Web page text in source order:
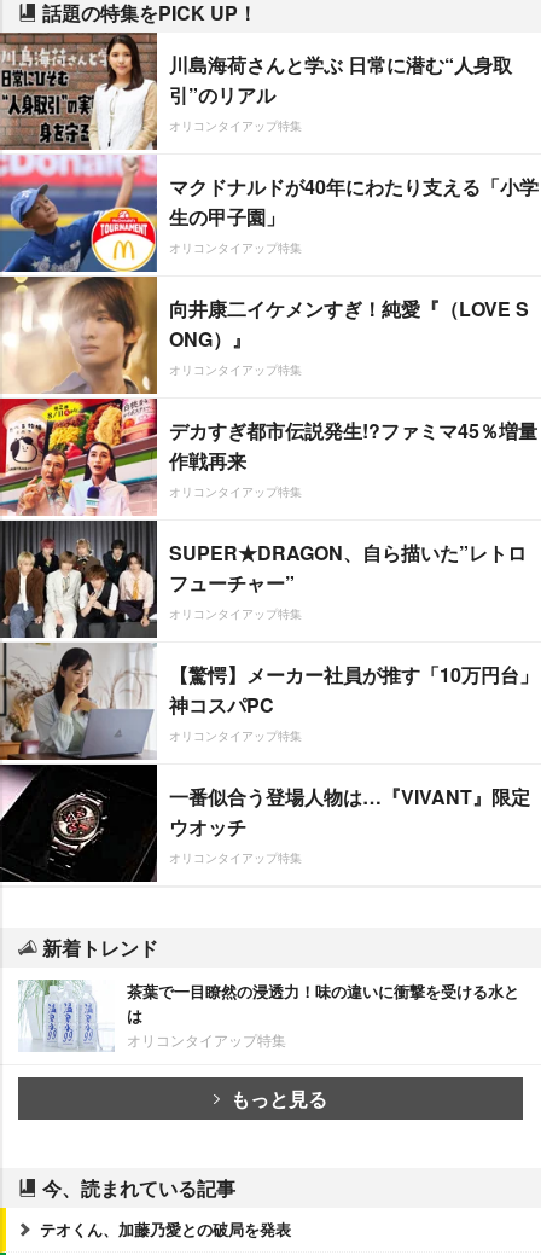
話題の特集をPICK UP！
川島海荷さんと学ぶ 日常に潜む“人身取
引”のリアル
オリコンタイアップ特集
マクドナルドが40年にわたり支える「小学
生の甲子園」
オリコンタイアップ特集
向井康二イケメンすぎ！純愛『（LOVE S
ONG）』
オリコンタイアップ特集
デカすぎ都市伝説発生!?ファミマ45％増量
作戦再来
オリコンタイアップ特集
SUPER★DRAGON、自ら描いた”レトロ
フューチャー”
オリコンタイアップ特集
【驚愕】メーカー社員が推す「10万円台」
神コスパPC
オリコンタイアップ特集
一番似合う登場人物は…『VIVANT』限定
ウオッチ
オリコンタイアップ特集
新着トレンド
茶葉で一目瞭然の浸透力！味の違いに衝撃を受ける水と
は
オリコンタイアップ特集
もっと見る
今、読まれている記事
テオくん、加藤乃愛との破局を発表